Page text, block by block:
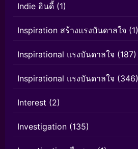
Indie อินดี้ (1)
Inspiration สร้างแรงบันดาลใจ (1)
Inspirational แรงบันดาลใจ (187)
Inspirational แรงบันดาลใจ (346)
Interest (2)
Investigation (135)